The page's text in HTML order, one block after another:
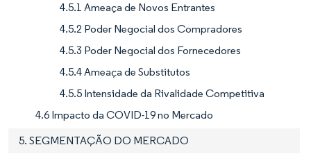
4.5.1 Ameaça de Novos Entrantes
4.5.2 Poder Negocial dos Compradores
4.5.3 Poder Negocial dos Fornecedores
4.5.4 Ameaça de Substitutos
4.5.5 Intensidade da Rivalidade Competitiva
4.6 Impacto da COVID-19 no Mercado
5. SEGMENTAÇÃO DO MERCADO